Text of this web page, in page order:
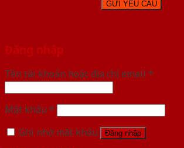
Đăng nhập
Tên tài khoản hoặc địa chỉ email *
Mật khẩu *
Ghi nhớ mật khẩu
Đăng nhập